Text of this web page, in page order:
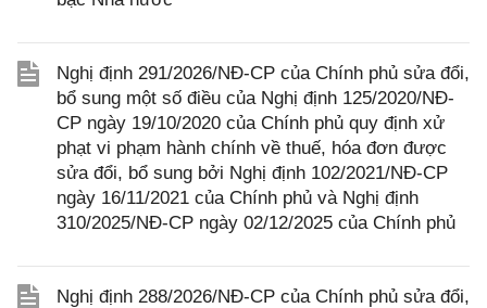
Nghị định 291/2026/NĐ-CP của Chính phủ sửa đổi,
bổ sung một số điều của Nghị định 125/2020/NĐ-
CP ngày 19/10/2020 của Chính phủ quy định xử
phạt vi phạm hành chính về thuế, hóa đơn được
sửa đổi, bổ sung bởi Nghị định 102/2021/NĐ-CP
ngày 16/11/2021 của Chính phủ và Nghị định
310/2025/NĐ-CP ngày 02/12/2025 của Chính phủ
Nghị định 288/2026/NĐ-CP của Chính phủ sửa đổi,